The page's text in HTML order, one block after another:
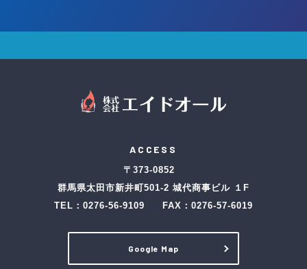
ACCESS
〒373-0852
群馬県太田市新井町501-2 城代商事ビル １F
TEL： 0276-56-9109 FAX：0276-57-6019
Google Map